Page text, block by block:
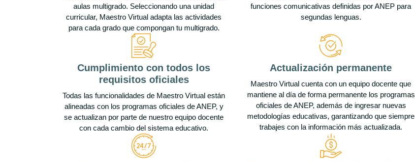
aulas multigrado. Seleccionando una unidad
curricular, Maestro Virtual adapta las actividades
para cada grado que compongan tu multigrado.
funciones comunicativas definidas por ANEP para
segundas lenguas.
Cumplimiento con todos los
requisitos oficiales
Todas las funcionalidades de Maestro Virtual están
alineadas con los programas oficiales de ANEP, y
se actualizan por parte de nuestro equipo docente
con cada cambio del sistema educativo.
Actualización permanente
Maestro Virtual cuenta con un equipo docente que
mantiene al día de forma permanente los programas
oficiales de ANEP, además de ingresar nuevas
metodologías educativas, garantizando que siempre
trabajes con la información más actualizada.